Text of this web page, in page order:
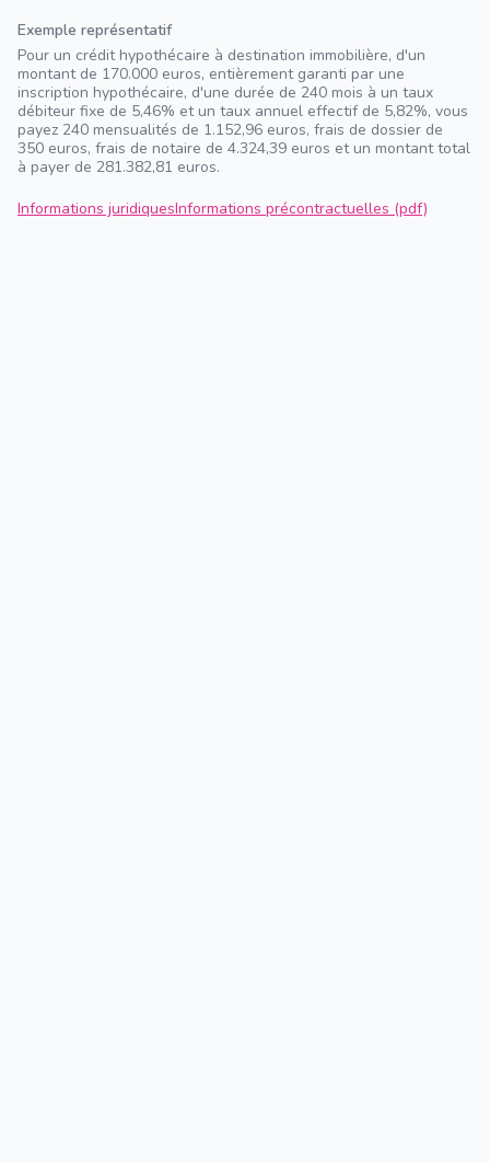
Exemple représentatif
Pour un crédit hypothécaire à destination immobilière, d'un
montant de 170.000 euros, entièrement garanti par une
inscription hypothécaire, d'une durée de 240 mois à un taux
débiteur fixe de 5,46% et un taux annuel effectif de 5,82%, vous
payez 240 mensualités de 1.152,96 euros, frais de dossier de
350 euros, frais de notaire de 4.324,39 euros et un montant total
à payer de 281.382,81 euros.
Informations juridiquesInformations précontractuelles (pdf)